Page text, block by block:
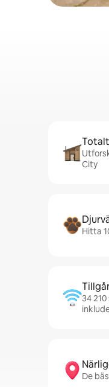
City
Hitta
34
De